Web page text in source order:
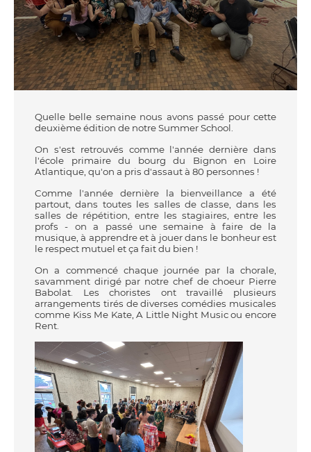
Quelle belle semaine nous avons passé pour cette
deuxième édition de notre Summer School.
On s'est retrouvés comme l'année dernière dans
l'école primaire du bourg du Bignon en Loire
Atlantique, qu'on a pris d'assaut à 80 personnes !
Comme l'année dernière la bienveillance a été
partout, dans toutes les salles de classe, dans les
salles de répétition, entre les stagiaires, entre les
profs - on a passé une semaine à faire de la
musique, à apprendre et à jouer dans le bonheur est
le respect mutuel et ça fait du bien !
On a commencé chaque journée par la chorale,
savamment dirigé par notre chef de choeur Pierre
Babolat. Les choristes ont travaillé plusieurs
arrangements tirés de diverses comédies musicales
comme Kiss Me Kate, A Little Night Music ou encore
Rent.